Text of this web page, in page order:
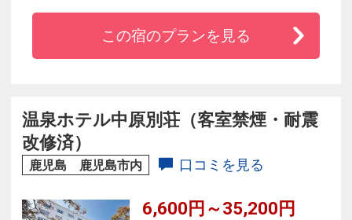
南九州一の繁華街・天文館へ徒歩５分、観光・
ビジネスに最適。
美肌・神経痛に、とても効能がございます。
絶品のお料理と共に、鹿児島のひとときをぜひ
ご堪能くださいませ。
この宿のプランを見る
温泉ホテル中原別荘（客室禁煙・耐震
改修済）
鹿児島 鹿児島市内 口コミを見る
6,600円～35,200円